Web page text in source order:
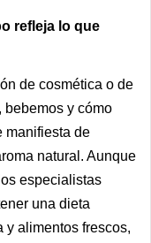
refleja lo que
de cosmética o de
bebemos y cómo
manifiesta de
natural. Aunque
especialistas
una dieta
y alimentos frescos,